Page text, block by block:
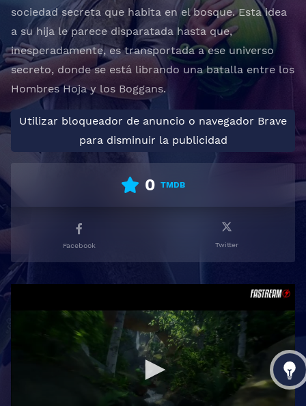
sociedad secreta que habita en el bosque. Esta idea
a su hija le parece disparatada hasta que,
inesperadamente, es transportada a ese universo
secreto, donde se está librando una batalla entre los
Hombres Hoja y los Boggans.
Utilizar bloqueador de anuncio o navegador Brave
para disminuir la publicidad
0 TMDB
Facebook Twitter